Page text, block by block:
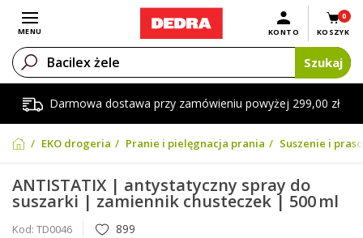
Darmowa dostawa przy zamówieniu powyżej 299,00 zł
Otwórz menu
MENU
0
KOSZYK
KONTO
Szukaj
EKO drogeria Pranie i pielęgnacja prania Suszenie i
ANTISTATIX | antystatyczny spray do
suszarki | zamiennik chusteczek | 500 ml
Kod: TD0046 899